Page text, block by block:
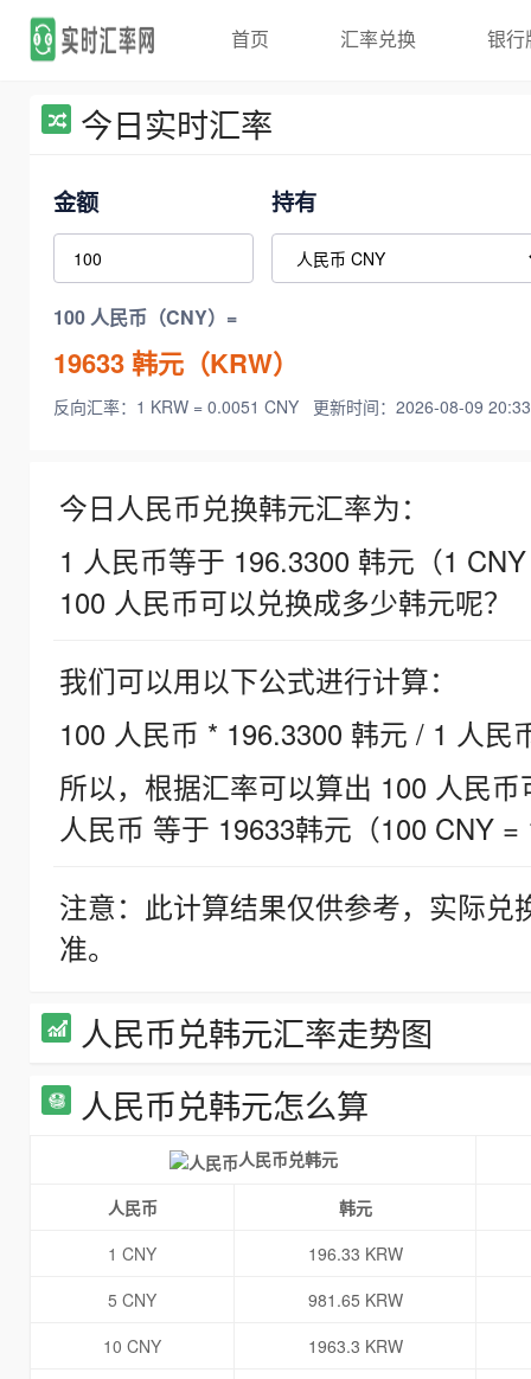
首页 汇率兑换 银行
今日实时汇率
金额 持有
100 人民币（CNY）=
19633韩元（KRW）
反向汇率：1 KRW = 0.0051 CNY 更新时间：2026-08-09
今日人民币兑换韩元汇率为：
1 人民币等于 196.3300 韩元（1
100 人民币可以兑换成多少韩元呢？
我们可以用以下公式进行计算：
100 人民币 * 196.3300 韩元 / 1 人民
所以，根据汇率可以算出 100 人民
人民币 等于 19633韩元（100 CNY =
注意：此计算结果仅供参考，实际
准。
人民币兑韩元汇率走势图
人民币兑韩元怎么算
人民币兑韩元
人民币
韩元
1 CNY
196.33 KRW
5 CNY
981.65 KRW
10 CNY
1963.3 KRW